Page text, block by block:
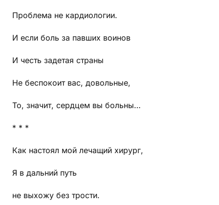
Проблема не кардиологии.
И если боль за павших воинов
И честь задетая страны
Не беспокоит вас, довольные,
То, значит, сердцем вы больны…
* * *
Как настоял мой лечащий хирург,
Я в дальний путь
не выхожу без трости.